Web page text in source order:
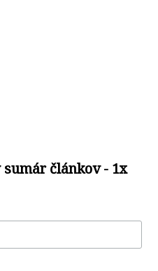
článkov - 1x